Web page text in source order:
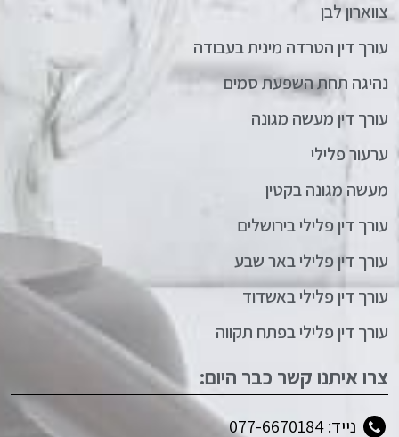
צווארון לבן
עורך דין הטרדה מינית בעבודה
נהיגה תחת השפעת סמים
עורך דין מעשה מגונה
ערעור פלילי
מעשה מגונה בקטין
עורך דין פלילי בירושלים
עורך דין פלילי באר שבע
עורך דין פלילי באשדוד
עורך דין פלילי בפתח תקווה
צרו איתנו קשר כבר היום:
נייד: 077-6670184